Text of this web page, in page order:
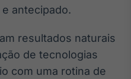
Datafeed
APIs para
integração de
conteúdos e
antecipado.
resultados naturais
de tecnologias
com uma rotina de